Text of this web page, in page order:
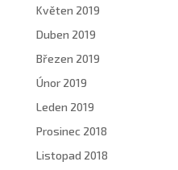
Květen 2019
Duben 2019
Březen 2019
Únor 2019
Leden 2019
Prosinec 2018
Listopad 2018